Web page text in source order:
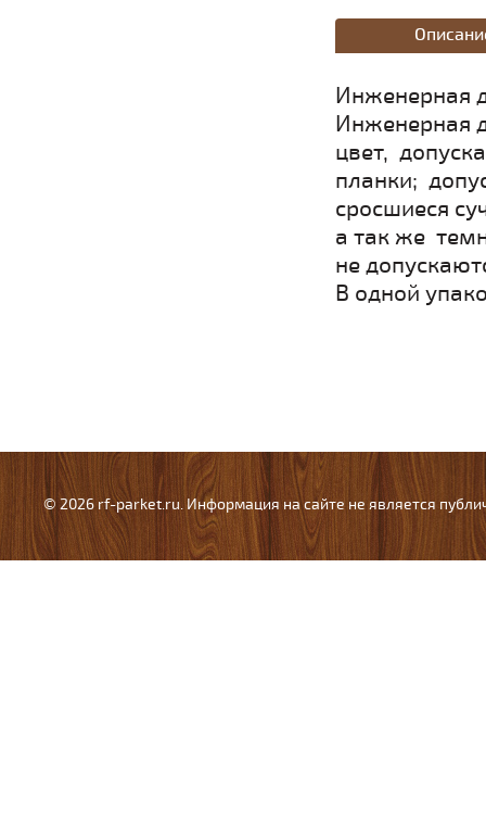
Инженерная
Инженерная
цвет,
планки;
сросшиеся
а так же
не
В одной
© 2026 rf-parket.ru. Информация на сайте не является